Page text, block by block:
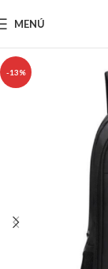
MENÚ
-13%